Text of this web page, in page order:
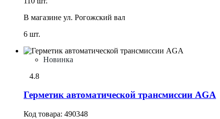
В магазине ул. Рогожский вал
6 шт.
Новинка
4.8
Герметик автоматической трансмиссии AGA
Код товара: 490348